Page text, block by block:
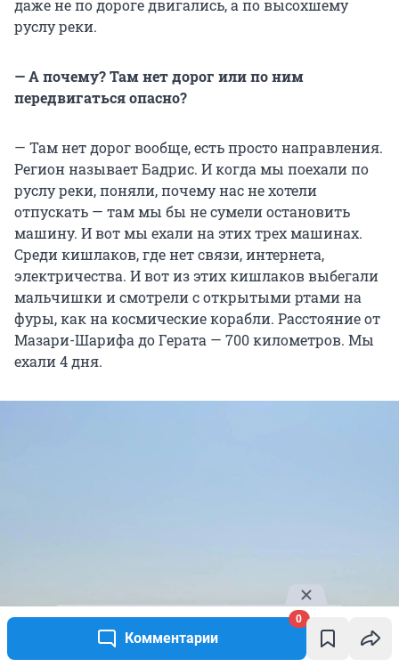
Комментарии
0
даже не по дороге двигались, а по высохшему
руслу реки.
— А почему? Там нет дорог или по ним
передвигаться опасно?
— Там нет дорог вообще, есть просто направления.
Регион называет Бадрис. И когда мы поехали по
руслу реки, поняли, почему нас не хотели
отпускать — там мы бы не сумели остановить
машину. И вот мы ехали на этих трех машинах.
Среди кишлаков, где нет связи, интернета,
электричества. И вот из этих кишлаков выбегали
мальчишки и смотрели с открытыми ртами на
фуры, как на космические корабли. Расстояние от
Мазари-Шарифа до Герата — 700 километров. Мы
ехали 4 дня.